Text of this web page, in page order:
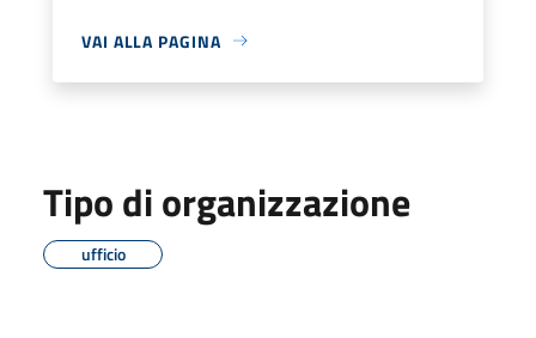
VAI ALLA PAGINA
Tipo di organizzazione
ufficio